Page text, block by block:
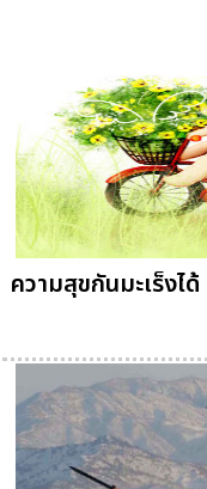
ความสุขกันมะเร็งไ